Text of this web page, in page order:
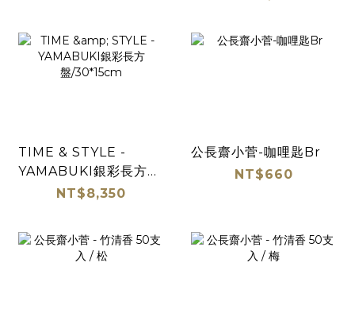
TIME & STYLE -
YAMABUKI銀彩長方
盤/30*15cm
NT$8,350
公長齋小菅-咖哩匙Br
NT$660